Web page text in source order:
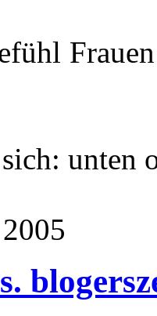
unten